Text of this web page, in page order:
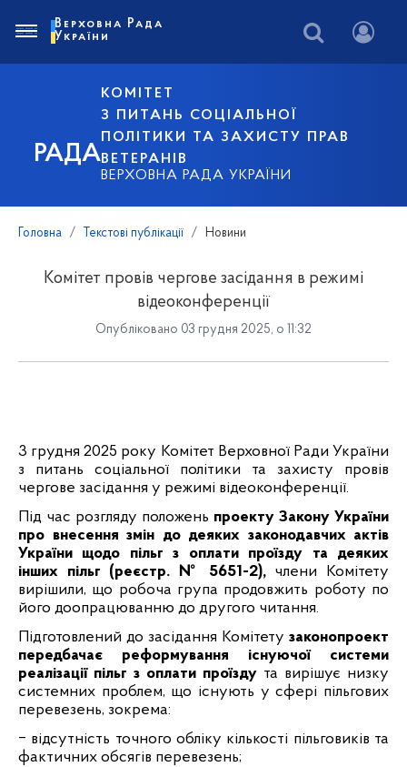
РАДА
КОМІТЕТ
З ПИТАНЬ СОЦІАЛЬНОЇ
ПОЛІТИКИ ТА ЗАХИСТУ ПРАВ
ВЕТЕРАНІВ
ВЕРХОВНА РАДА УКРАЇНИ
Верховна Рада
України
Головна Текстові публікації Новини
Комітет провів чергове засідання в режимі
відеоконференції
Опубліковано 03 грудня 2025, о 11:32
3 грудня 2025 року Комітет Верховної Ради України
з питань соціальної політики та захисту провів
чергове засідання у режимі відеоконференції.
Під час розгляду положень проекту Закону України
про внесення змін до деяких законодавчих актів
України щодо пільг з оплати проїзду та деяких
інших пільг (реєстр. № 5651-2),члени Комітету
вирішили, що робоча група продовжить роботу по
його доопрацюванню до другого читання.
Підготовлений до засідання Комітету законопроект
передбачає реформування існуючої системи
реалізації пільг з оплати проїзду та вирішує низку
системних проблем, що існують у сфері пільгових
перевезень, зокрема:
‒ відсутність точного обліку кількості пільговиків та
фактичних обсягів перевезень;